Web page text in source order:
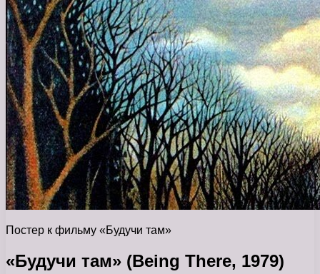
Постер к фильму «Будучи там»
«Будучи там» (Being There, 1979)